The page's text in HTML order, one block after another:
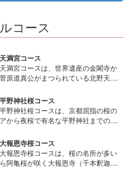
コース
満宮コース
満宮コースは、世界遺産の金閣寺か
原道真公がまつられている北野天....
野神社桜コース
野神社桜コースは、京都屈指の桜の
から夜桜で有名な平野神社までの....
報恩寺桜コース
報恩寺桜コースは、桜の名所が多い
阿亀桜が咲く大報恩寺（千本釈迦....